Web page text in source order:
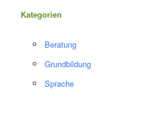
Kategorien
Beratung
Grundbildung
Sprache